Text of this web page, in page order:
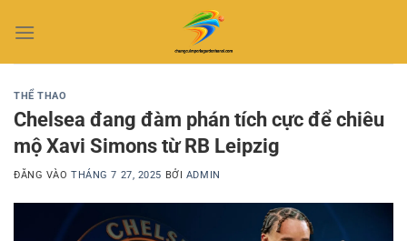
qua
THỂ THAO
Chelsea đang đàm phán tích cực để chiêu
mộ Xavi Simons từ RB Leipzig
ĐĂNG VÀOTHÁNG 7 27, 2025 BỞI ADMIN